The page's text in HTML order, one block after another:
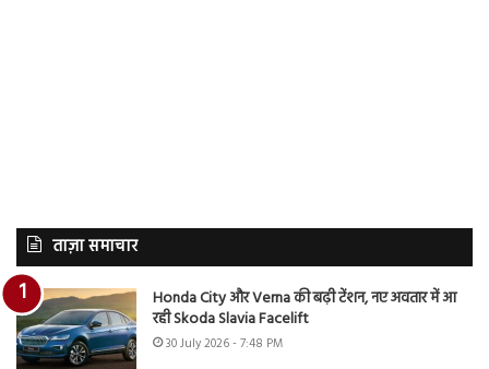
ताज़ा समाचार
Honda City और Verna की बढ़ी टेंशन, नए अवतार में आ
रही Skoda Slavia Facelift
30 July 2026 - 7:48 PM